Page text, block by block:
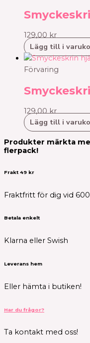
129,00 kr
Lägg till i
Förvaring
129,00kr
Lägg till i
Produkter märkta
flerpack!
Frakt 49 kr
Fraktfritt för dig vid
Betala enkelt
Klarna eller Swish
Leverans hem
Eller hämta i butiken!
Har du frågor?
Ta kontakt med oss!